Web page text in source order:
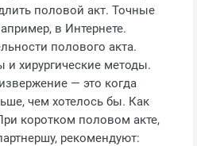
половой акт. Точные
в Интернете.
полового акта.
и хирургические методы.
— это когда
чем хотелось бы. Как
коротком половом акте,
рекомендуют: